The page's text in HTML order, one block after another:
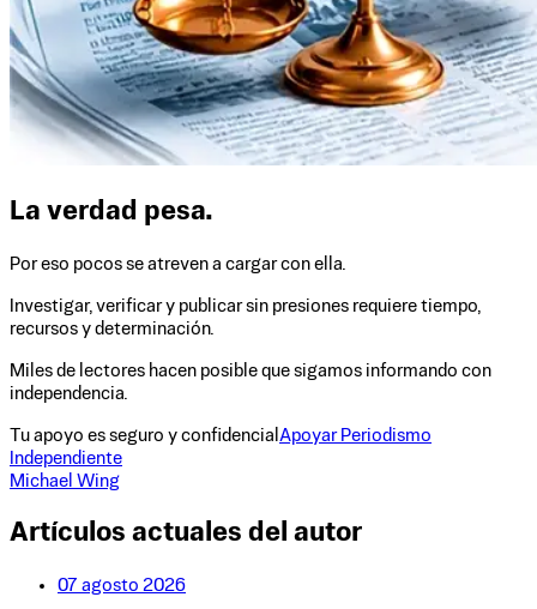
La verdad pesa.
Por eso pocos se atreven a cargar con ella.
Investigar, verificar y publicar sin presiones requiere tiempo,
recursos y determinación.
Miles de lectores hacen posible que sigamos informando con
independencia.
Tu apoyo es seguro y confidencial Apoyar Periodismo
Independiente
Michael Wing
Artículos actuales del autor
07 agosto 2026